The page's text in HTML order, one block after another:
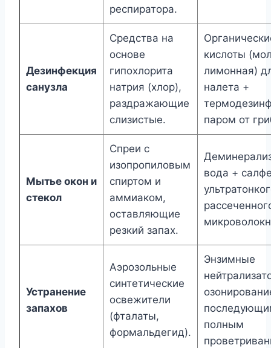
респиратора.
Дезинфекция
санузла
Средства на
основе
гипохлорита
натрия (хлор),
раздражающие
слизистые.
кислоты
лимонная)
налета +
паром от
Мытье окон и
стекол
Спреи с
изопропиловым
спиртом и
аммиаком,
оставляющие
резкий запах.
вода +
Устранение
запахов
Аэрозольные
синтетические
освежители
(фталаты,
формальдегид).
Энзимные
полным